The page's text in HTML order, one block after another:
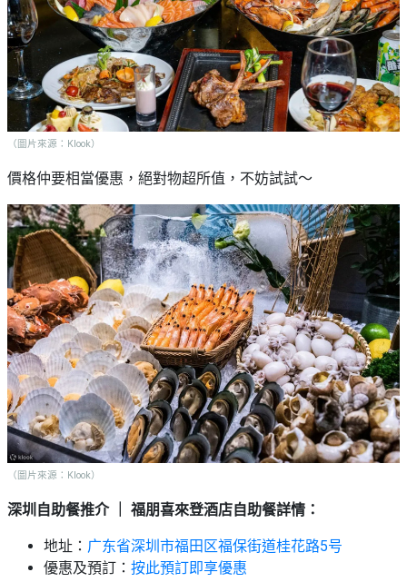
（圖片來源：Klook）
價格仲要相當優惠，絕對物超所值，不妨試試～
（圖片來源：Klook）
深圳自助餐推介 ｜ 福朋喜來登酒店自助餐詳情 ：
地址： 广东省深圳市福田区福保街道桂花路5号
優惠及預訂： 按此預訂即享優惠